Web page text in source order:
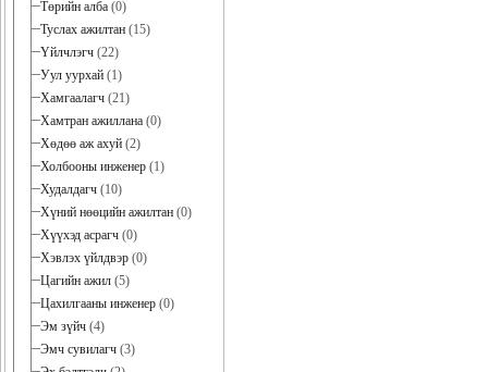
Төрийн алба (0)
Туслах ажилтан (15)
Үйлчлэгч (22)
Уул уурхай (1)
Хамгаалагч (21)
Хамтран ажиллана (0)
Хөдөө аж ахуй (2)
Холбооны инженер (1)
Худалдагч (10)
Хүний нөөцийн ажилтан (0)
Хүүхэд асрагч (0)
Хэвлэх үйлдвэр (0)
Цагийн ажил (5)
Цахилгааны инженер (0)
Эм зүйч (4)
Эмч сувилагч (3)